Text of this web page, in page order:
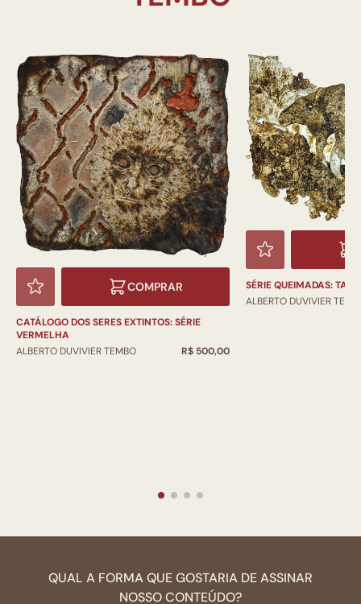
COMPRAR
CATÁLOGO DOS SERES EXTINTOS: SÉRIE
VERMELHA
ALBERTO DUVIVIER TEMBO
R$ 500,00
SÉRIE QUEIMADAS:
ALBERTO DUVIVIER
QUAL A FORMA QUE GOSTARIA DE ASSINAR
NOSSO CONTEÚDO?